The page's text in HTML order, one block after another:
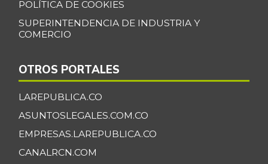
POLÍTICA DE COOKIES
SUPERINTENDENCIA DE INDUSTRIA Y
COMERCIO
OTROS PORTALES
LAREPUBLICA.CO
ASUNTOSLEGALES.COM.CO
EMPRESAS.LAREPUBLICA.CO
CANALRCN.COM